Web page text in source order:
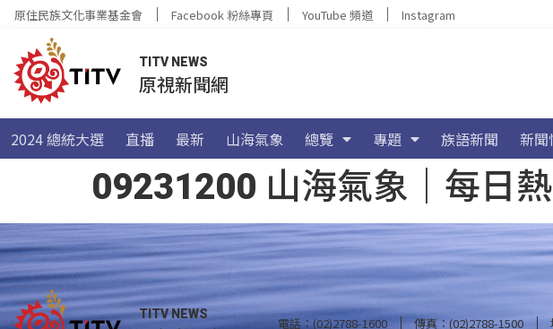
原住民族文化事業基金會 Facebook 粉絲專頁 YouTube 頻道 Instagram
TITV NEWS
原視新聞網
2024 總統大選 直播 最新 山海氣象 總覽 專題 族語新聞 新聞
09231200 山海氣象｜每日
TITV NEWS
電話：(02)2788-1600 傳真：(02)2788-1500